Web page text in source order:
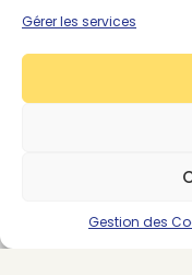
Gérer les services
Gestion des
confection et avec